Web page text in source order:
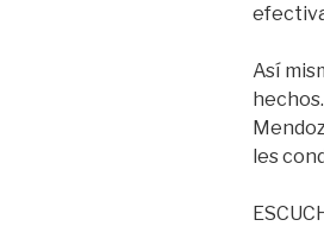
Así
les